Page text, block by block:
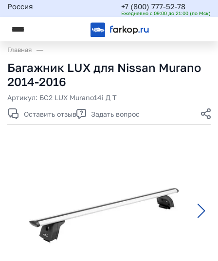
Россия +7 (800) 777-52-78
Ежедневно с 09:00 до 21:00 (по Мск)
Главная
Багажник LUX для Nissan Murano
2014-2016
Артикул: БС2 LUX Murano14i Д Т
Оставить отзыв
Задать вопрос